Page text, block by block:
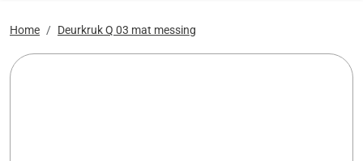
Home Deurkruk Q 03 mat messing